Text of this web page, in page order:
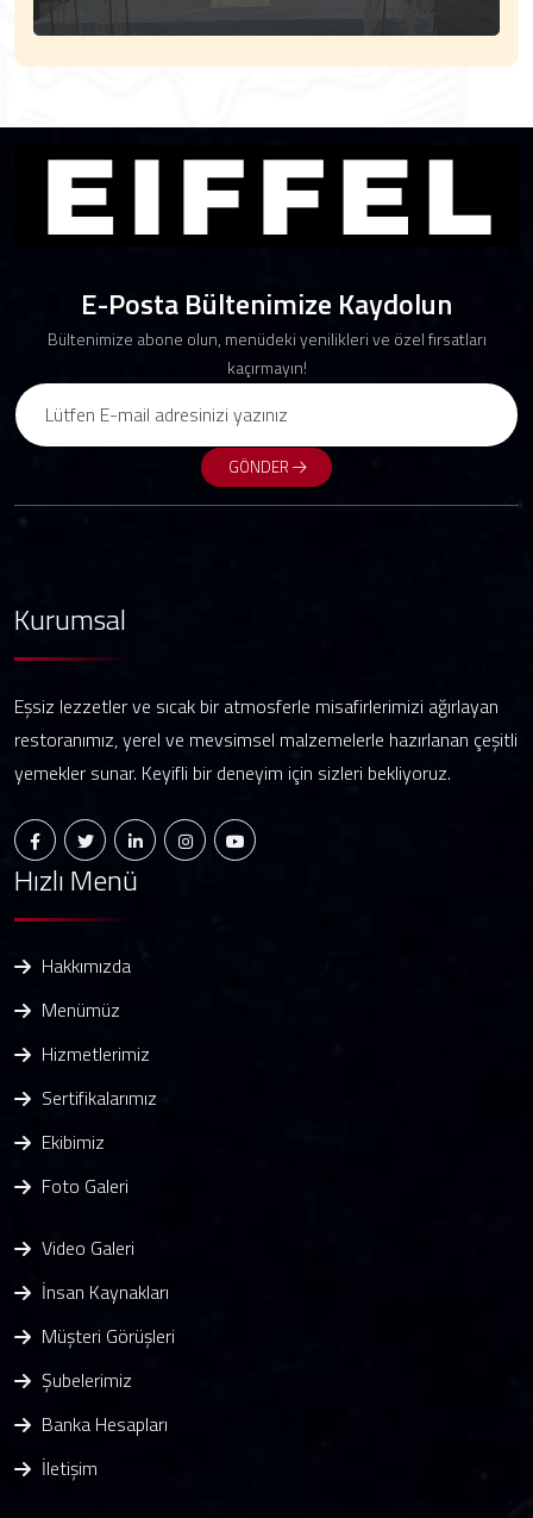
E-Posta Bültenimize Kaydolun
Bültenimize abone olun, menüdeki yenilikleri ve özel fırsatları
kaçırmayın!
GÖNDER
Kurumsal
Eşsiz lezzetler ve sıcak bir atmosferle misafirlerimizi ağırlayan
restoranımız, yerel ve mevsimsel malzemelerle hazırlanan çeşitli
yemekler sunar. Keyifli bir deneyim için sizleri bekliyoruz.
Hızlı Menü
Hakkımızda
Menümüz
Hizmetlerimiz
Sertifikalarımız
Ekibimiz
Foto Galeri
Video Galeri
İnsan Kaynakları
Müşteri Görüşleri
Şubelerimiz
Banka Hesapları
İletişim